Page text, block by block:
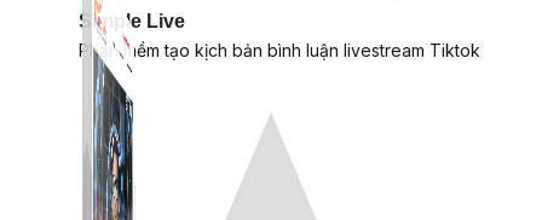
Simple Live
Phần mềm tạo kịch bản bình luận livestream Tiktok